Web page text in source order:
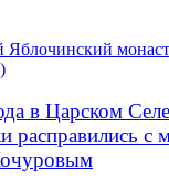
Яблочинский
в Царском
расправились